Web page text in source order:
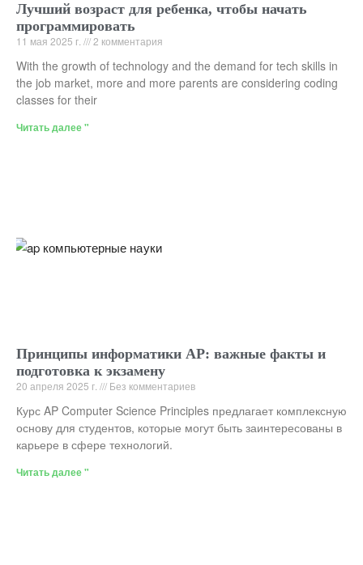
Лучший возраст для ребенка, чтобы начать
программировать
11 мая 2025 г. 2 комментария
With the growth of technology and the demand for tech skills in
the job market, more and more parents are considering coding
classes for their
Читать далее "
Принципы информатики AP: важные факты и
подготовка к экзамену
20 апреля 2025 г. Без комментариев
Курс AP Computer Science Principles предлагает комплексную
основу для студентов, которые могут быть заинтересованы в
карьере в сфере технологий.
Читать далее "